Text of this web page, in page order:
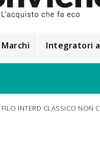
Dietetica
Marchi Integratori
INTERD CLASSICO NON